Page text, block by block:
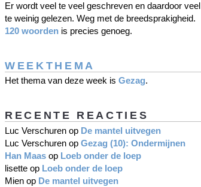
Er wordt veel te veel geschreven en daardoor veel
te weinig gelezen. Weg met de breedsprakigheid.
120 woorden is precies genoeg.
WEEKTHEMA
Het thema van deze week is Gezag.
RECENTE REACTIES
Luc Verschuren op De mantel uitvegen
Luc Verschuren op Gezag (10): Ondermijnen
Han Maas op Loeb onder de loep
lisette op Loeb onder de loep
Mien op De mantel uitvegen